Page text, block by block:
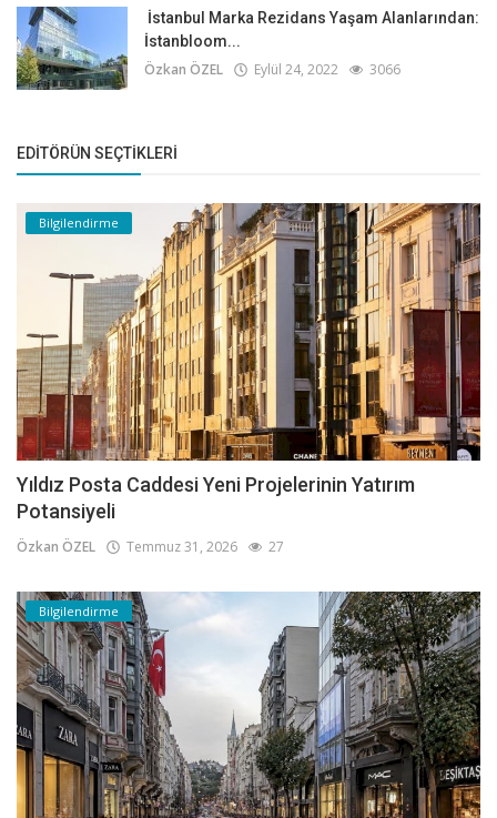
İstanbul Marka Rezidans Yaşam Alanlarından:
İstanbloom...
Özkan ÖZEL Eylül 24, 2022 3066
EDITÖRÜN SEÇTIKLERI
Bilgilendirme
Yıldız Posta Caddesi Yeni Projelerinin Yatırım
Potansiyeli
Özkan ÖZEL Temmuz 31, 2026 27
Bilgilendirme